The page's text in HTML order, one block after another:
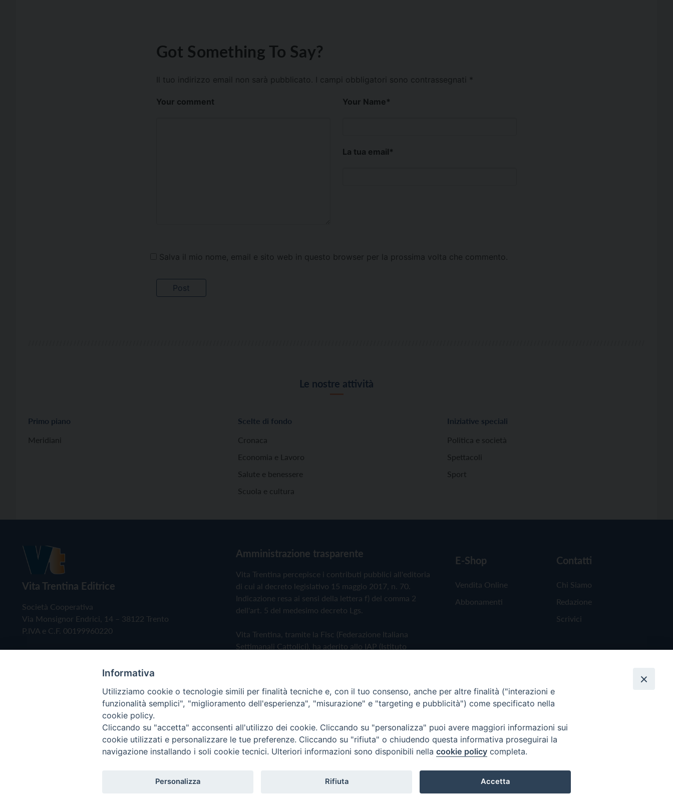
Got Something To Say?
Il tuo indirizzo email non sarà pubblicato. I campi obbligatori sono contrassegnati *
Your comment Your Name*
La tua email*
Salva il mio nome, email e sito web in questo browser per la prossima volta che commento.
Le nostre attività
Primo piano
Meridiani
Scelte di fondo
Cronaca
Economia e Lavoro
Salute e benessere
Scuola e cultura
Iniziative speciali
Politica e società
Spettacoli
Sport
Vita Trentina Editrice
Società Cooperativa
Via Monsignor Endrici, 14 – 38122 Trento
P.IVA e C.F. 00199960220
Amministrazione trasparente
Vita Trentina percepisce i contributi pubblici all'editoria
di cui al decreto legislativo 15 maggio 2017, n. 70.
Indicazione resa ai sensi della lettera f) del comma 2
dell'art. 5 del medesimo decreto Lgs.
Vita Trentina, tramite la Fisc (Federazione Italiana
Settimanali Cattolici), ha aderito allo IAP (Istituto
Privacy Policy Cookie Policy
E-Shop
Vendita Online
Abbonamenti
Contatti
Chi Siamo
Redazione
Scrivici
Copyright © 2019 - Tutti i diritti riservati - Vita Trentina Editrice
Informativa
Utilizziamo cookie o tecnologie simili per finalità tecniche e, con il tuo consenso, anche per altre finalità ("interazioni e
funzionalità semplici", "miglioramento dell'esperienza", "misurazione" e "targeting e pubblicità") come specificato nella
cookie policy.
Cliccando su "accetta" acconsenti all'utilizzo dei cookie. Cliccando su "personalizza" puoi avere maggiori informazioni sui
cookie utilizzati e personalizzare le tue preferenze. Cliccando su "rifiuta" o chiudendo questa informativa proseguirai la
navigazione installando i soli cookie tecnici. Ulteriori informazioni sono disponibili nella cookie policy completa.
Personalizza Rifiuta Accetta